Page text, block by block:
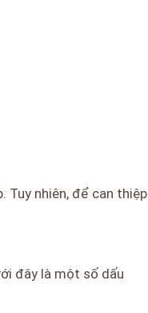
Tuy nhiên, để can thiệp
đây là một số dấu